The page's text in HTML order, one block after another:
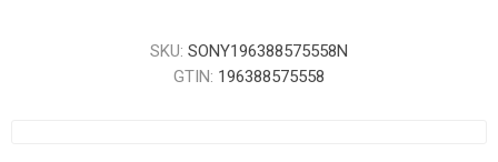
SKU: SONY196388575558N
GTIN: 196388575558